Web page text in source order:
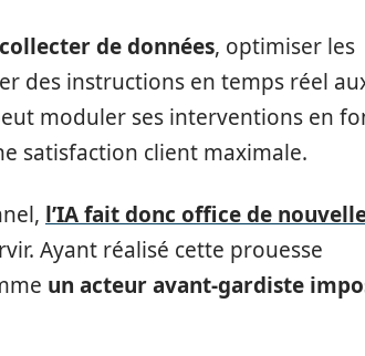
de données, optimiser les
des instructions en temps réel
moduler ses interventions en
satisfaction client maximale.
l’IA fait donc office de
Ayant réalisé cette prouesse
un acteur avant-gardiste